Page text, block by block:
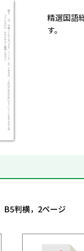
精選国語
す。
B5判横，2ページ